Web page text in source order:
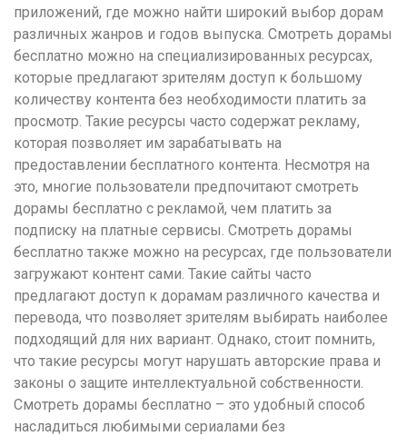
приложений, где можно найти широкий выбор дорам
различных жанров и годов выпуска. Смотреть дорамы
бесплатно можно на специализированных ресурсах,
которые предлагают зрителям доступ к большому
количеству контента без необходимости платить за
просмотр. Такие ресурсы часто содержат рекламу,
которая позволяет им зарабатывать на
предоставлении бесплатного контента. Несмотря на
это, многие пользователи предпочитают смотреть
дорамы бесплатно с рекламой, чем платить за
подписку на платные сервисы. Смотреть дорамы
бесплатно также можно на ресурсах, где пользователи
загружают контент сами. Такие сайты часто
предлагают доступ к дорамам различного качества и
перевода, что позволяет зрителям выбирать наиболее
подходящий для них вариант. Однако, стоит помнить,
что такие ресурсы могут нарушать авторские права и
законы о защите интеллектуальной собственности.
Смотреть дорамы бесплатно – это удобный способ
насладиться любимыми сериалами без